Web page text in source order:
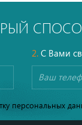
2.С Вами
персональных